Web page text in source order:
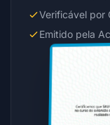
Verificável por
Emitido pela